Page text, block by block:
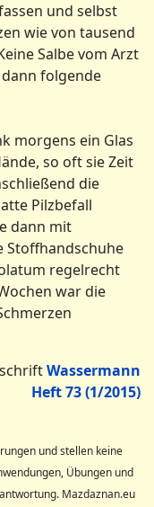
und selbst
wie von tausend
Salbe vom Arzt
folgende
morgens ein Glas
so oft sie Zeit
die
Pilzbefall
dann mit
Stoffhandschuhe
regelrecht
war die
Wassermann
Heft 73 (1/2015)
und stellen keine
Übungen und
Mazdaznan.eu